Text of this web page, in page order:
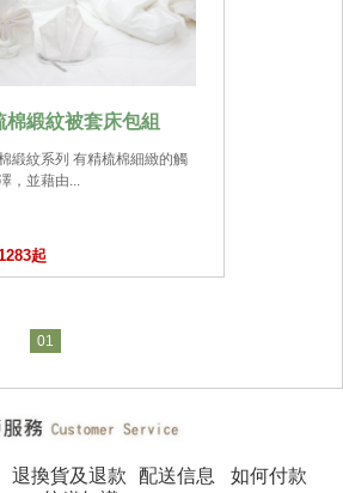
棉緞紋被套床包組
緞紋系列 有精梳棉細緻的觸
，並藉由...
起
01
退換貨及退款 配送信息
如何付款